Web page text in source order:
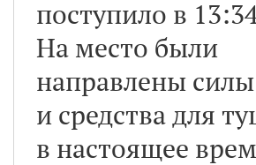
поступило в
На место были
направлены силы
и средства для
в настоящее